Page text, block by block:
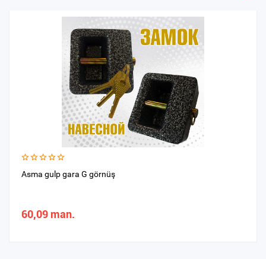
Asma gulp gara G görnüş
60,09 man.